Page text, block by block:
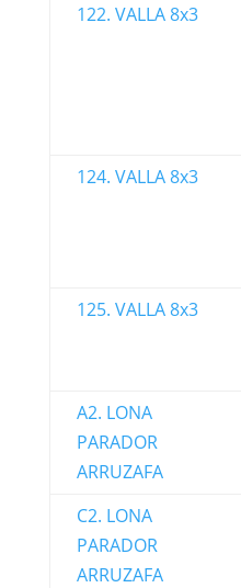
122. VALLA 8x3
124. VALLA 8x3
125. VALLA 8x3
A2. LONA
PARADOR
ARRUZAFA
C2. LONA
PARADOR
ARRUZAFA